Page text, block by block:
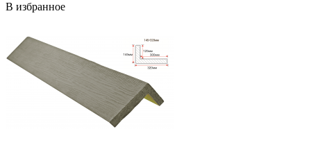
В избранное